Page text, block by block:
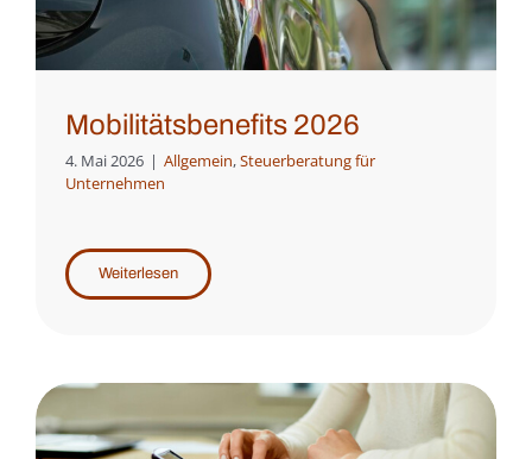
Mobilitätsbenefits 2026
4. Mai 2026 | Allgemein,Steuerberatung für
Unternehmen
Weiterlesen